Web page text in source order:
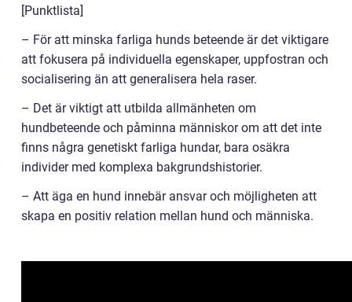
[Punktlista]
– För att minska farliga hunds beteende är det viktigare
att fokusera på individuella egenskaper, uppfostran och
socialisering än att generalisera hela raser.
– Det är viktigt att utbilda allmänheten om
hundbeteende och påminna människor om att det inte
finns några genetiskt farliga hundar, bara osäkra
individer med komplexa bakgrundshistorier.
– Att äga en hund innebär ansvar och möjligheten att
skapa en positiv relation mellan hund och människa.